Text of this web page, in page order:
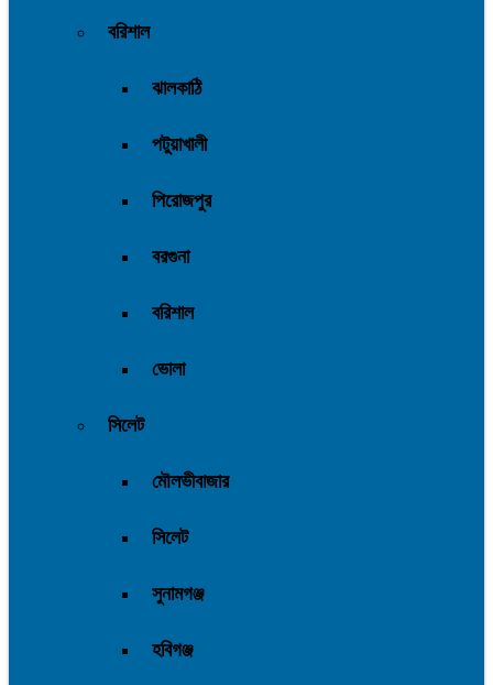
বরিশাল
ঝালকাঠি
পটুয়াখালী
পিরোজপুর
বরগুনা
বরিশাল
ভোলা
সিলেট
মৌলভীবাজার
সিলেট
সুনামগঞ্জ
হবিগঞ্জ